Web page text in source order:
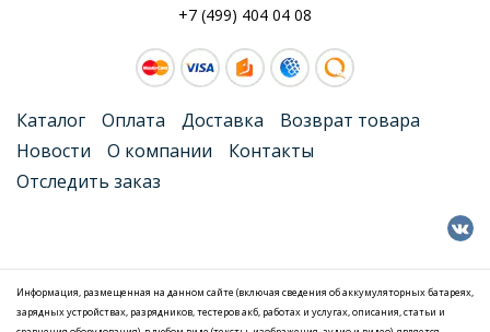
+7 (499) 404 04 08
Каталог Оплата Доставка
Возврат товара
Новости
О компании
Контакты
Отследить заказ
Информация, размещенная на данном сайте (включая сведения об аккумуляторных батареях,
зарядных устройствах, разрядников, тестеров акб, работах и услугах, описания, статьи и